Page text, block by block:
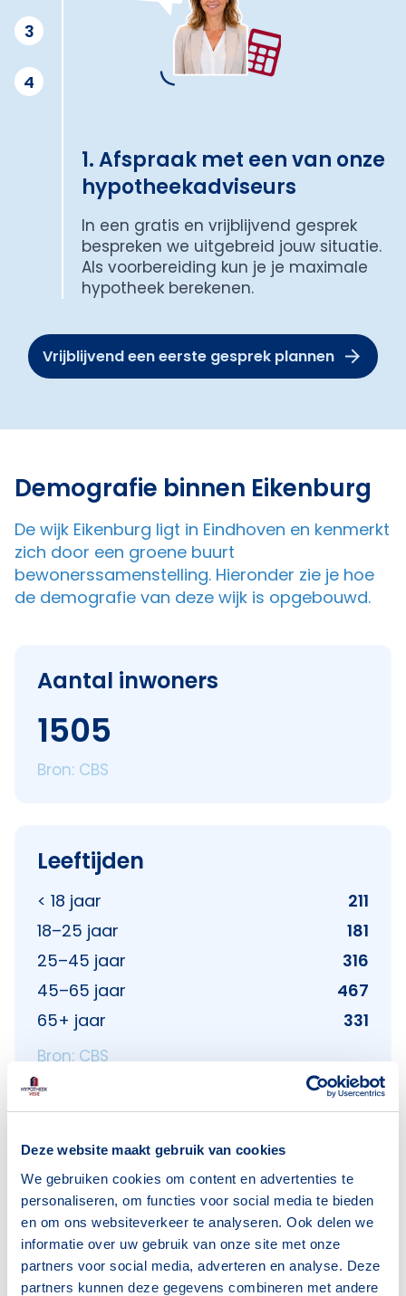
Deze website maakt gebruik van cookies
We gebruiken cookies om content en advertenties te
personaliseren, om functies voor social media te bieden
en om ons websiteverkeer te analyseren. Ook delen we
informatie over uw gebruik van onze site met onze
partners voor social media, adverteren en analyse. Deze
partners kunnen deze gegevens combineren met andere
3
4
1. Afspraak met een van onze
hypotheekadviseurs
In een gratis en vrijblijvend gesprek
bespreken we uitgebreid jouw situatie.
Als voorbereiding kun je je maximale
hypotheek berekenen.
Vrijblijvend een eerste gesprek plannen
Demografie binnen Eikenburg
De wijk Eikenburg ligt in Eindhoven en kenmerkt
zich door een groene buurt
bewonerssamenstelling. Hieronder zie je hoe
de demografie van deze wijk is opgebouwd.
Aantal inwoners
1505
Bron: CBS
Leeftijden
< 18 jaar
211
18–25 jaar
181
25–45 jaar
316
45–65 jaar
467
65+ jaar
331
Bron: CBS
Huishoudens
Alleenwonend
241
Gezin zonder kinderen
201
Gezin met kinderen
228
Bron: CBS